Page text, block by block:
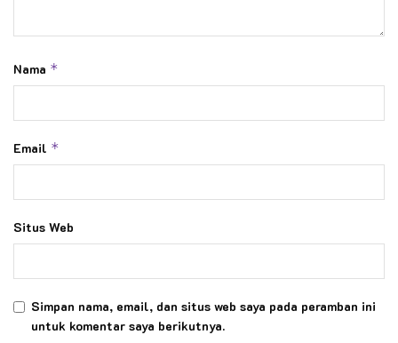
Nama *
Email *
Situs Web
Simpan nama, email, dan situs web saya pada peramban ini
untuk komentar saya berikutnya.